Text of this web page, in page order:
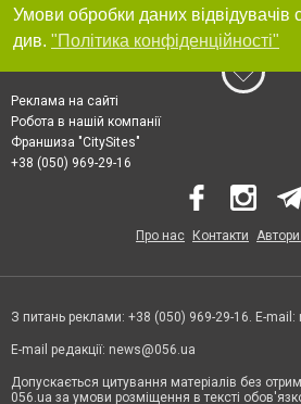
Умови обробки даних відвідувачів
див. "Політика конфіденційності"
Реклама на сайті
Робота в нашій компанії
Франшиза "CitySites"
+38 (050) 969-29-16
Про нас Контакти
З питань реклами: +38 (050) 969-29-16. E-mail:
E-mail редакції: news@056.ua
Допускається цитування матеріалів без
056.ua за умови розміщення в тексті